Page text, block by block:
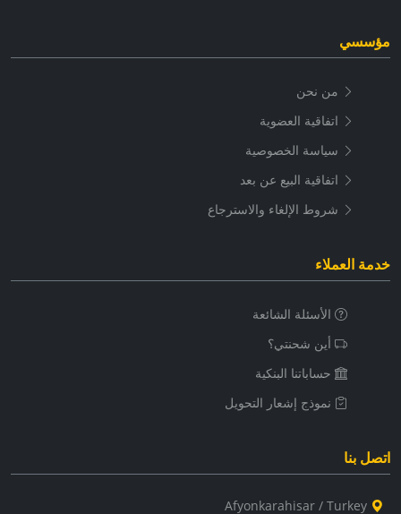
مؤسسي
من نحن
اتفاقية العضوية
سياسة الخصوصية
اتفاقية البيع عن بعد
شروط الإلغاء والاسترجاع
خدمة العملاء
الأسئلة الشائعة
أين شحنتي؟
حساباتنا البنكية
نموذج إشعار التحويل
اتصل بنا